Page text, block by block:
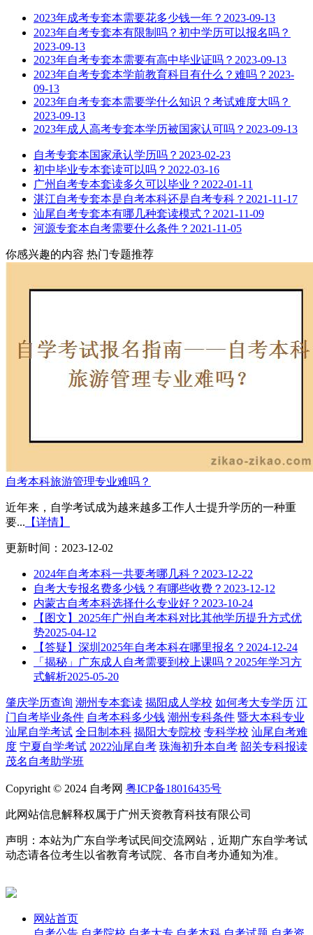
2023年成考专套本需要花多少钱一年？ 2023-09-13
2023年自考专套本有限制吗？初中学历可以报名吗？
2023-09-13
2023年自考专套本需要有高中毕业证吗？ 2023-09-13
2023年自考专套本学前教育科目有什么？难吗？ 2023-
09-13
2023年自考专套本需要学什么知识？考试难度大吗？
2023-09-13
2023年成人高考专套本学历被国家认可吗？ 2023-09-13
自考专套本国家承认学历吗？ 2023-02-23
初中毕业专本套读可以吗？ 2022-03-16
广州自考专本套读多久可以毕业？ 2022-01-11
湛江自考专套本是自考本科还是自考专科？ 2021-11-17
汕尾自考专套本有哪几种套读模式？ 2021-11-09
河源专套本自考需要什么条件？ 2021-11-05
你感兴趣的内容 热门专题推荐
自考本科旅游管理专业难吗？
近年来，自学考试成为越来越多工作人士提升学历的一种重
要... 【详情】
更新时间：2023-12-02
2024年自考本科一共要考哪几科？ 2023-12-22
自考大专报名费多少钱？有哪些收费？ 2023-12-12
内蒙古自考本科选择什么专业好？ 2023-10-24
【图文】2025年广州自考本科对比其他学历提升方式优
势2025-04-12
【答疑】深圳2025年自考本科在哪里报名？ 2024-12-24
「揭秘」广东成人自考需要到校上课吗？2025年学习方
式解析2025-05-20
肇庆学历查询 潮州专本套读 揭阳成人学校 如何考大专学历 江
门自考毕业条件 自考本科多少钱 潮州专科条件 暨大本科专业
汕尾自学考试 全日制本科 揭阳大专院校 专科学校 汕尾自考难
度 宁夏自学考试 2022汕尾自考 珠海初升本自考 韶关专科报读
茂名自考助学班
Copyright © 2024 自考网 粤ICP备18016435号
此网站信息解释权属于广州天资教育科技有限公司
声明：本站为广东自学考试民间交流网站，近期广东自学考试
动态请各位考生以省教育考试院、各市自考办通知为准。
网站首页